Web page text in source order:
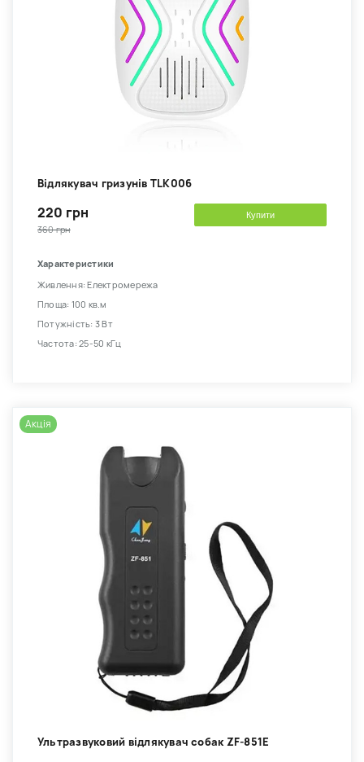
Відлякувач гризунів TLK006
220 грн
360 грн
Купити
Характеристики
Живлення: Електромережа
Площа: 100 кв.м
Потужність: 3 Вт
Частота: 25-50 кГц
Акція
Ультразвуковий відлякувач собак ZF-851E